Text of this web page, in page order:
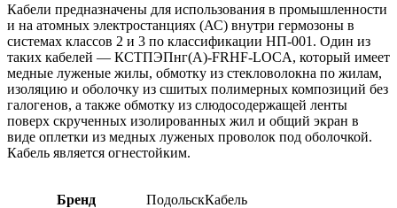
Кабели предназначены для использования в промышленности
и на атомных электростанциях (АС) внутри гермозоны в
системах классов 2 и 3 по классификации НП-001. Один из
таких кабелей — КСТПЭПнг(А)-FRHF-LOCA, который имеет
медные луженые жилы, обмотку из стекловолокна по жилам,
изоляцию и оболочку из сшитых полимерных композиций без
галогенов, а также обмотку из слюдосодержащей ленты
поверх скрученных изолированных жил и общий экран в
виде оплетки из медных луженых проволок под оболочкой.
Кабель является огнестойким.
Бренд ПодольскКабель